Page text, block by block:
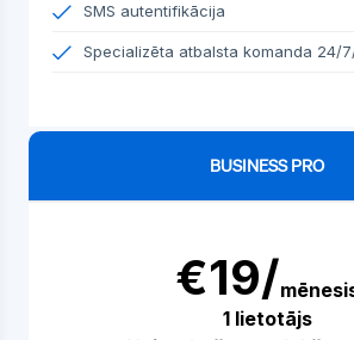
SMS autentifikācija
Specializēta atbalsta komanda 24/
BUSINESS PRO
€19/
1 lietotājs